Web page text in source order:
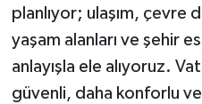
planlıyor; ulaşım, çevre
yaşam alanları ve şehir
anlayışla ele alıyoruz.
güvenli, daha konforlu